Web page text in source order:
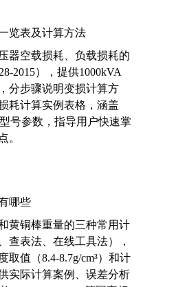
览表及计算方法
器空载损耗、负载损耗的
2015），提供1000kVA
分步骤说明变损计算方
耗计算实例表格，涵盖
号参数，指导用户快速掌
。
哪些
黄铜棒重量的三种常用计
查表法、在线工具法），
取值（8.4-8.7g/cm³）和计
实际计算案例、误差分析